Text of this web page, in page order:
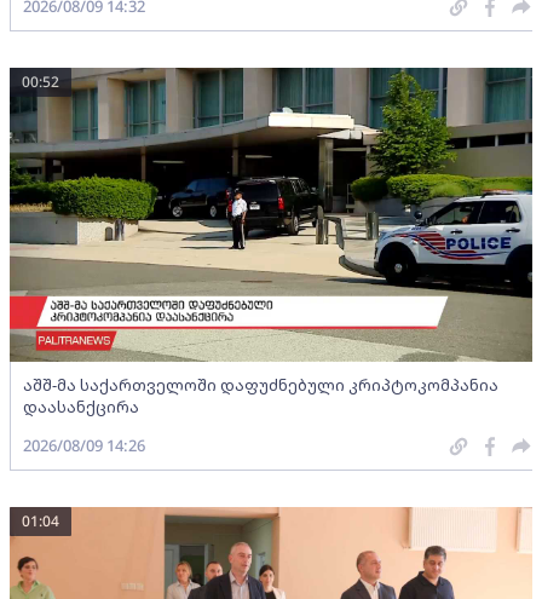
2026/08/09 14:32
აშშ-მა საქართველოში დაფუძნებული კრიპტოკომპანია
დაასანქცირა
00:52
2026/08/09 14:26
01:04